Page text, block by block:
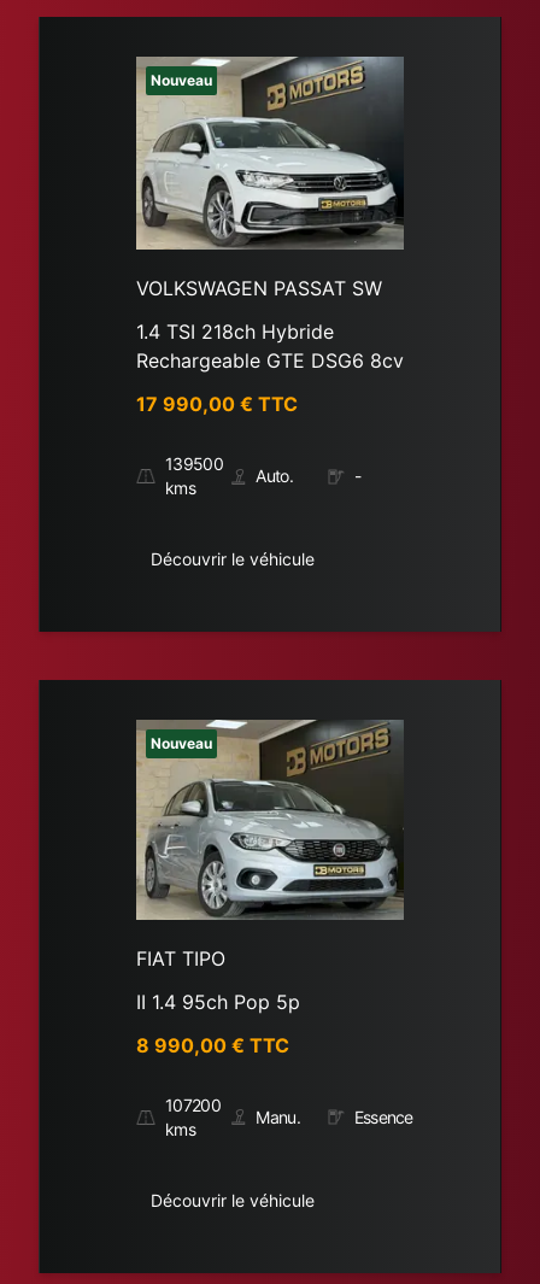
Nouveau
VOLKSWAGEN PASSAT SW
1.4 TSI 218ch Hybride
Rechargeable GTE DSG6 8cv
17 990,00 € TTC
139500
kms
Auto. -
Découvrir le véhicule
Nouveau
FIAT TIPO
II 1.4 95ch Pop 5p
8 990,00 € TTC
107200
kms
Manu. Essence
Découvrir le véhicule